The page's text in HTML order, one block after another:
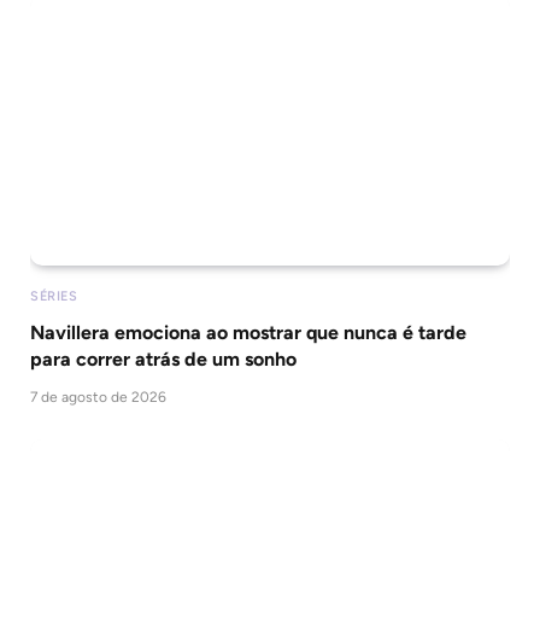
SÉRIES
Navillera emociona ao mostrar que nunca é tarde
para correr atrás de um sonho
7 de agosto de 2026